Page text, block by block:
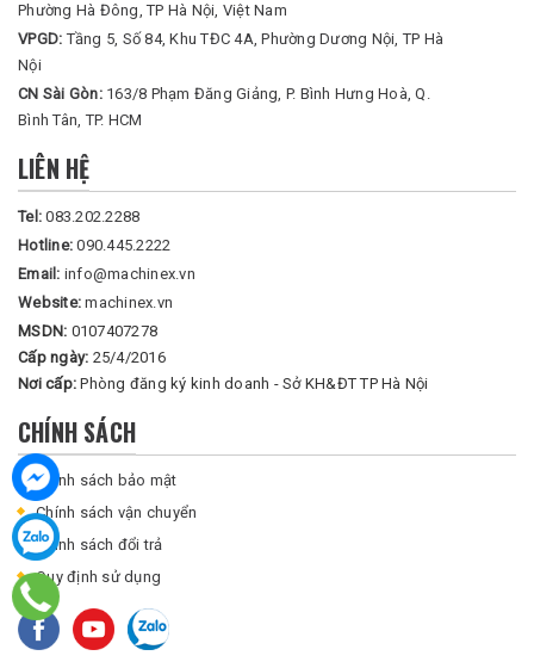
Phường Hà Đông, TP Hà Nội, Việt Nam
VPGD:Tầng 5, Số 84, Khu TĐC 4A, Phường Dương Nội, TP Hà
Nội
CN Sài Gòn: 163/8 Phạm Đăng Giảng, P. Bình Hưng Hoà, Q.
Bình Tân, TP. HCM
LIÊN HỆ
Tel:083.202.2288
Hotline:090.445.2222
Email: info@machinex.vn
Website:machinex.vn
MSDN: 0107407278
Cấp ngày: 25/4/2016
Nơi cấp:Phòng đăng ký kinh doanh - Sở KH&ĐT TP Hà Nội
CHÍNH SÁCH
Chính sách bảo mật
Chính sách vận chuyển
Chính sách đổi trả
Quy định sử dụng